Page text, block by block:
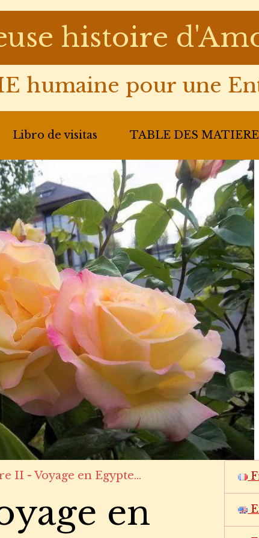
histoire
humaine pour une
Libro de visitas TABLE DES
II - Voyage en Egypte...
en